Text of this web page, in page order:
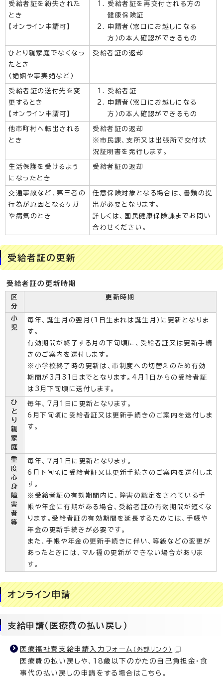
受給者証を紛失された
とき
【オンライン申請可】
受給者証を再交付される方の
健康保険証
申請者（窓口にお越しになる
方）の本人確認ができるもの
ひとり親家庭でなくなっ
たとき
（婚姻や事実婚など）
受給者証の返却
受給者証の送付先を変
更するとき
【オンライン申請可】
受給者証
申請者（窓口にお越しになる
方）の本人確認ができるもの
他市町村へ転出される
とき
受給者証の返却
※市民課、支所又は出張所で交付状
況証明書を発行します。
生活保護を受けるよう
になったとき
受給者証の返却
交通事故など、第三者の
行為が原因となるケガ
や病気のとき
任意保険対象となる場合は、書類の提
出が必要となります。
詳しくは、国民健康保険課までお問い
合わせください。
受給者証の更新
受給者証の更新時期
区
分
更新時期
小
児
毎年、誕生月の翌月（1日生まれは誕生月）に更新となりま
す。
有効期間が終了する月の下旬頃に、受給者証又は更新手続
きのご案内を送付します。
※小学校終了時の更新は、市制度への切替えのため有効
期間が3月31日までとなります。4月1日からの受給者証
は3月下旬頃に送付します。
ひ
と
り
親
家
庭
毎年、7月1日に更新となります。
6月下旬頃に受給者証又は更新手続きのご案内を送付しま
す。
重
度
心
身
障
害
者
等
毎年、7月1日に更新となります。
6月下旬頃に受給者証又は更新手続きのご案内を送付しま
す。
※受給者証の有効期間内に、障害の認定をされている手
帳や年金に有期がある場合、受給者証の有効期間が短くな
ります。受給者証の有効期間を延長するためには、手帳や
年金の更新手続きが必要です。
また、手帳や年金の更新手続きに伴い、等級などの変更が
あったときには、マル福の更新ができない場合がありま
す。
オンライン申請
支給申請（医療費の払い戻し）
医療福祉費支給申請入力フォーム （外部リンク）
医療費の払い戻しや、18歳以下のかたの自己負担金・食
事代の払い戻しの申請をする場合はこちら。